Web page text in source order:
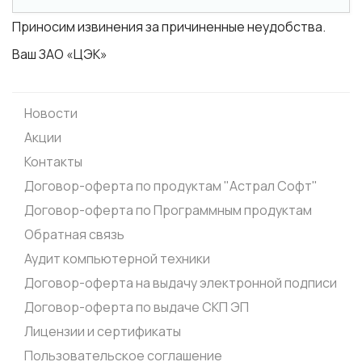
Приносим извинения за причиненные неудобства.
Ваш ЗАО «ЦЭК»
Новости
Акции
Контакты
Договор-оферта по продуктам "Астрал Софт"
Договор-оферта по Программным продуктам
Обратная связь
Аудит компьютерной техники
Договор-оферта на выдачу электронной подписи
Договор-оферта по выдаче СКП ЭП
Лицензии и сертификаты
Пользовательское соглашение